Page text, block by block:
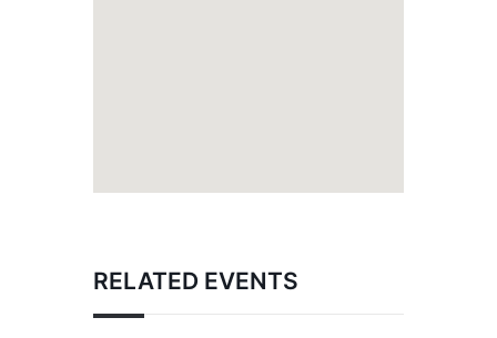
RELATED EVENTS